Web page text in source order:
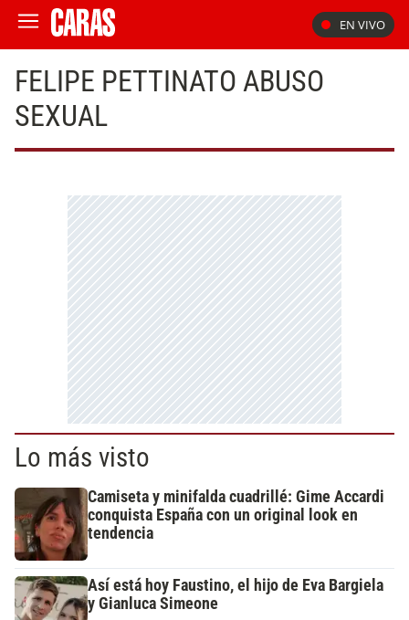
EN VIVO
FELIPE PETTINATO ABUSO
SEXUAL
Lo más visto
Camiseta y minifalda cuadrillé: Gime Accardi
conquista España con un original look en
tendencia
Así está hoy Faustino, el hijo de Eva Bargiela
y Gianluca Simeone